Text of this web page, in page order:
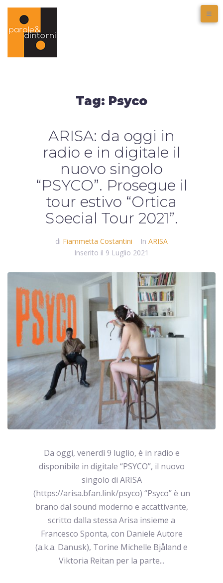
Tag: Psyco
ARISA: da oggi in
radio e in digitale il
nuovo singolo
“PSYCO”. Prosegue il
tour estivo “Ortica
Special Tour 2021”.
di Fiammetta Costantini In ARISA
Inserito il 9 Luglio 2021
Da oggi, venerdì 9 luglio, è in radio e
disponibile in digitale “PSYCO”, il nuovo
singolo di ARISA
(https://arisa.bfan.link/psyco) “Psyco” è un
brano dal sound moderno e accattivante,
scritto dalla stessa Arisa insieme a
Francesco Sponta, con Daniele Autore
(a.k.a. Danusk), Torine Michelle Bjåland e
Viktoria Reitan per la parte...